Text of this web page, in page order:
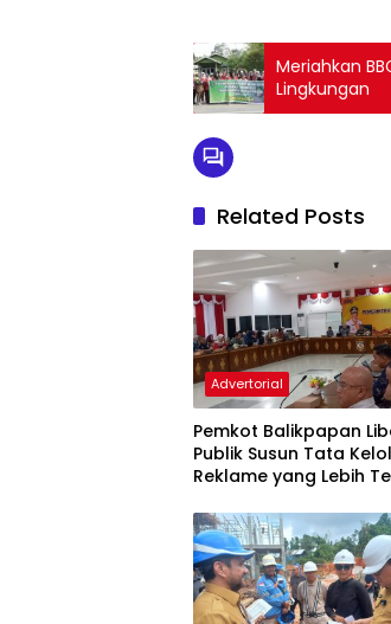
Meriahkan
Lingkungan
Related Posts
Advertorial
Pemkot Balikpapan
Publik Susun Tata
Reklame yang Lebih